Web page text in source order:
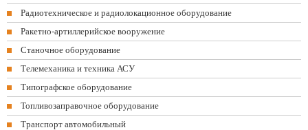
Радиотехническое и радиолокационное оборудование
Ракетно-артиллерийское вооружение
Станочное оборудование
Телемеханика и техника АСУ
Типографское оборудование
Топливозаправочное оборудование
Транспорт автомобильный